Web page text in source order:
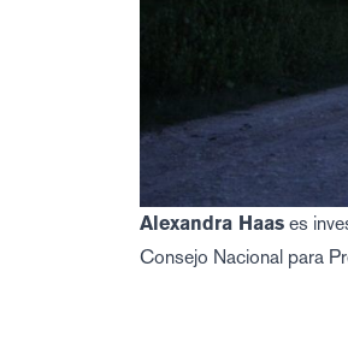
Alexandra Haas es
Consejo Nacional para